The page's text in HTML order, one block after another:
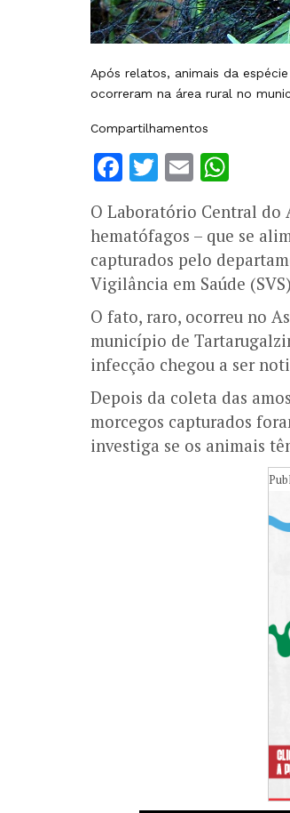
Após relatos, animais da
ocorreram na área rural no
Compartilhamentos
Facebook
Twitter
Email
O Laboratório Central do
hematófagos – que se
capturados pelo
Vigilância em Saúde
O fato, raro, ocorreu no
município de
infecção chegou a ser
Depois da coleta das
morcegos capturados
investiga se os animais